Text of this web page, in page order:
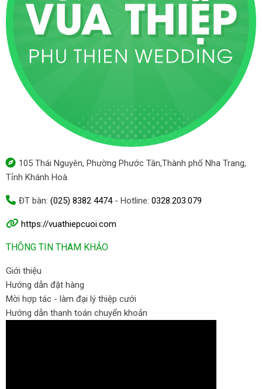
105 Thái Nguyên, Phường Phước Tân,Thành phố Nha Trang,
Tỉnh Khánh Hoà.
ĐT bàn: (025) 8382 4474- Hotline: 0328.203.079
https://vuathiepcuoi.com
THÔNG TIN THAM KHẢO
Giới thiệu
Hướng dẫn đặt hàng
Mời hợp tác - làm đại lý thiệp cưới
Hướng dẫn thanh toán chuyển khoản